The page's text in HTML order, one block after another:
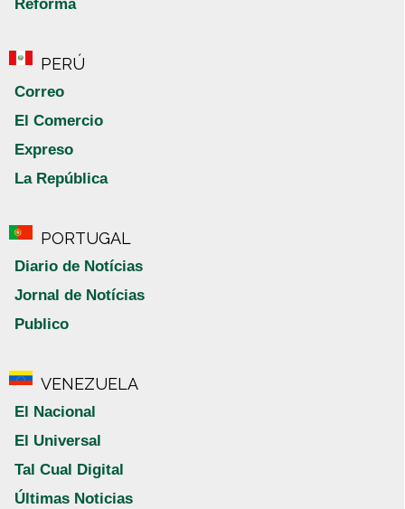
Reforma
PERÚ
Correo
El Comercio
Expreso
La República
PORTUGAL
Diario de Notícias
Jornal de Notícias
Publico
VENEZUELA
El Nacional
El Universal
Tal Cual Digital
Últimas Noticias